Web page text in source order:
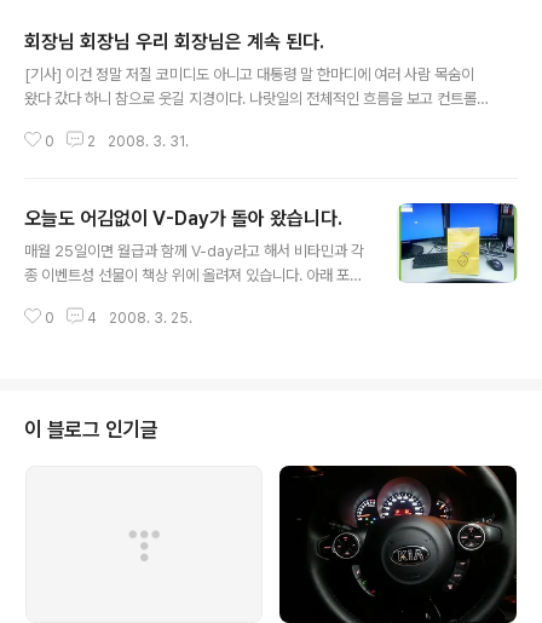
회장님 회장님 우리 회장님은 계속 된다.
[기사] 이건 정말 저질 코미디도 아니고 대통령 말 한마디에 여러 사람 목숨이
왔다 갔다 하니 참으로 웃길 지경이다. 나랏일의 전체적인 흐름을 보고 컨트롤
하나 하나 지적하던 선생들을 보는 것 같아 우습기도 하지만... 그런 말 한마디에
령에 대한 복종은 필요하지만, 너무나도 대조되게 행동하는 모습... 이건 정말 아
닌것 같다. 만만하게 보이면 대충 대충 넘어가려는 듯한 행동... 자신의 목숨 부
지를 위해서는 알아서 기는 행동... 공무원으로서 그들은 마지막 남은 자존심이
0 2 2008. 3. 31.
오늘도 어김없이 V-Day가 돌아 왔습니다.
매월 25일이면 월급과 함께 V-day라고 해서 비타민과 각
종 이벤트성 선물이 책상 위에 올려져 있습니다. 아래 포스
2/25 - [인생이야기/Gossip] - v-day... 2007/08/24
물이 있었습니다. 비타민이야 매달 주는 거고... 핸드크림을
주네요 ^^ 저번 달에는 회충약을 주더니... 점점 더 기발해
지는 듯 합니다. 월급도 기다려 지지만, V-Day에 받는 선
물이 더 기다려 지는건 참 묘하네요 ㅎㅎ 원래 화장품 잘 안
0 4 2008. 3. 25.
이 블로그 인기글